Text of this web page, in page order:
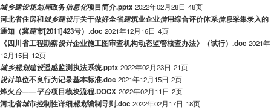
城乡建设规划局政务信息化项目简介.pptx 2022年02月28日 48页
河北省住房和城乡建设厅关于做好全省建筑业企业信用综合评价体系信息采集录入的
通知（冀建市[2011]423号）.doc 2021年12月16日 4页
《四川省工程勘察设计企业施工图审查机构动态监管核查办法》（试行）.doc 2021年
12月15日 12页
城乡规划建设遥感监测执法系统.pptx 2022年02月23日 21页
设计单位不良行为记录基本标准.doc 2021年12月15日 2页
烽火台——平台项目模块流程.DOCX 2022年02月11日 2页
河北省城市控制性详细规划编制导则.doc 2022年02月17日 18页